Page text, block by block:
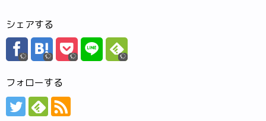
シェアする
フォローする